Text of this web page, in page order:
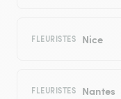
FLEURISTES Nice
FLEURISTES Nantes